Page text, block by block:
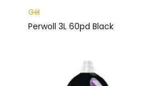
Gél
Perwoll 3L 60pd Black